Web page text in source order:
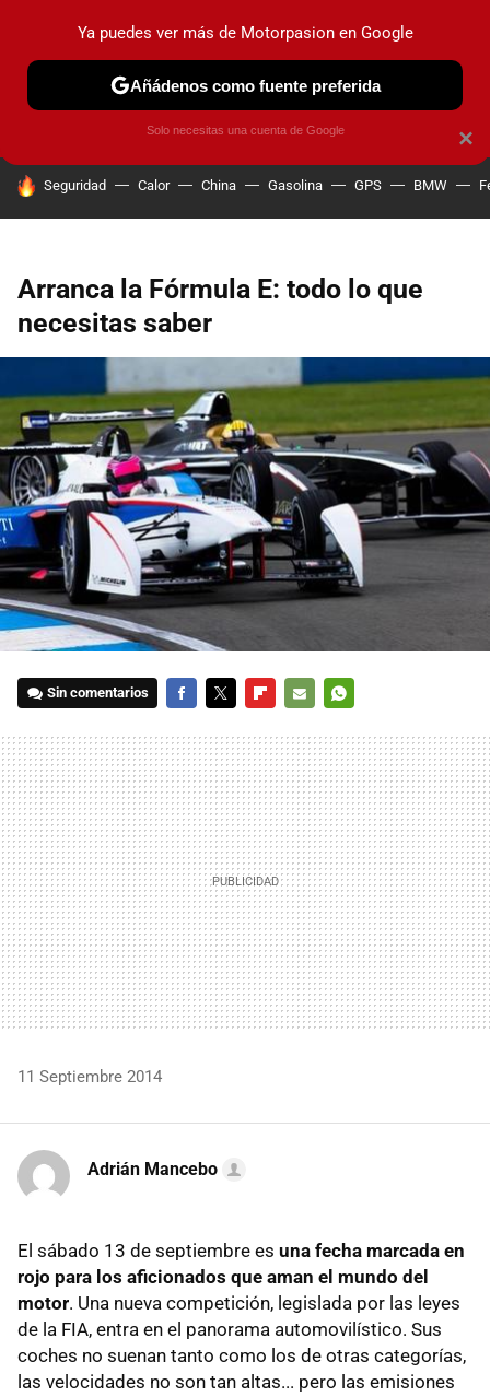
PRUEBAS COCHES ELÉCTRICOS OBSERVATORIO
HOY SE HABLA DE
Seguridad Calor China Gasolina GPS BMW
Arranca la Fórmula E: todo lo que
necesitas saber
Sin comentarios
MAIL
11 Septiembre 2014
Adrián Mancebo
El sábado 13 de septiembre es una fecha marcada en
rojo para los aficionados que aman el mundo del
motor. Una nueva competición, legislada por las leyes
de la FIA, entra en el panorama automovilístico. Sus
coches no suenan tanto como los de otras categorías,
las velocidades no son tan altas... pero las emisiones
×
Ya puedes ver más de Motorpasion en Google
Añádenos como fuente preferida
Solo necesitas una cuenta de Google